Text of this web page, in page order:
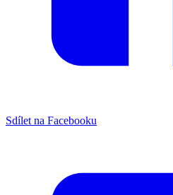
Sdílet na Facebooku